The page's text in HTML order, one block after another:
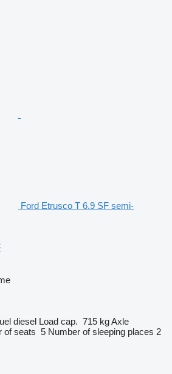
Ford Etrusco T 6.9 SF semi-
diesel Load cap. 715 kgAxle
of seats 5 Number of sleeping places 2